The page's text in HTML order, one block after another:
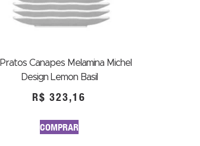
Canapes Melamina Michel
Design Lemon Basil
R$ 323,16
COMPRAR